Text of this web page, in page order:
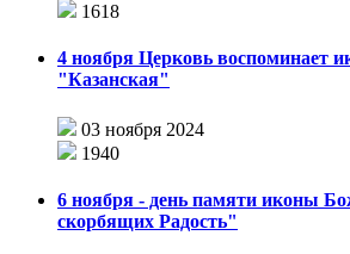
1618
4 ноября Церковь воспоминает
"Казанская"
03 ноября 2024
1940
6 ноября - день памяти иконы
скорбящих Радость"